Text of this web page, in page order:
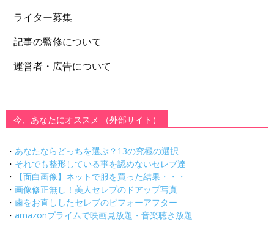
ライター募集
記事の監修について
運営者・広告について
今、あなたにオススメ （外部サイト）
・ あなたならどっちを選ぶ？13の究極の選択
・ それでも整形している事を認めないセレブ達
・
【面白画像】ネットで服を買った結果・・・
・ 画像修正無し！美人セレブのドアップ写真
・ 歯をお直ししたセレブのビフォーアフター
・ amazonプライムで映画見放題・音楽聴き放題